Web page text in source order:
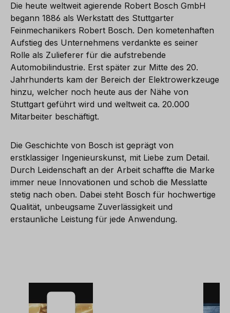
Die heute weltweit agierende Robert Bosch GmbH
begann 1886 als Werkstatt des Stuttgarter
Feinmechanikers Robert Bosch. Den kometenhaften
Aufstieg des Unternehmens verdankte es seiner
Rolle als Zulieferer für die aufstrebende
Automobilindustrie. Erst später zur Mitte des 20.
Jahrhunderts kam der Bereich der Elektrowerkzeuge
hinzu, welcher noch heute aus der Nähe von
Stuttgart geführt wird und weltweit ca. 20.000
Mitarbeiter beschäftigt.
Die Geschichte von Bosch ist geprägt von
erstklassiger Ingenieurskunst, mit Liebe zum Detail.
Durch Leidenschaft an der Arbeit schaffte die Marke
immer neue Innovationen und schob die Messlatte
stetig nach oben. Dabei steht Bosch für hochwertige
Qualität, unbeugsame Zuverlässigkeit und
erstaunliche Leistung für jede Anwendung.
Wir